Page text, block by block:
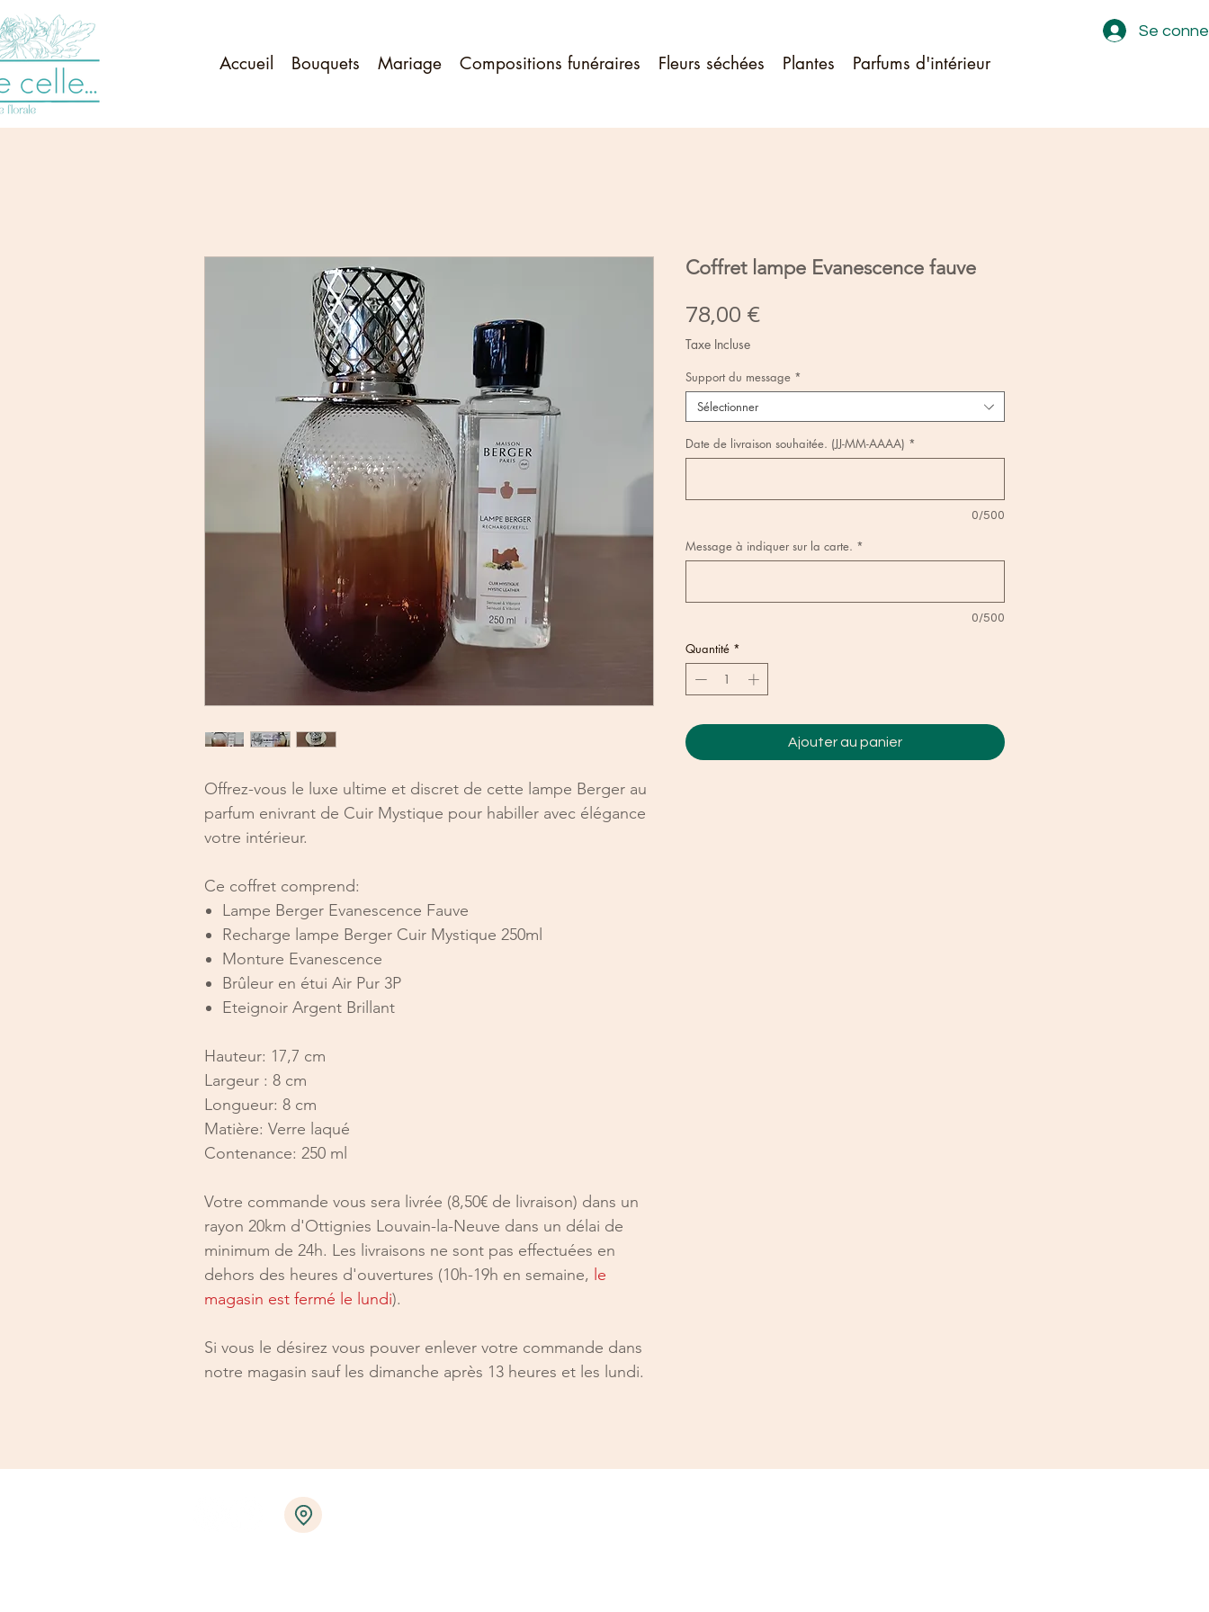
Se
Accueil Bouquets Mariage Compositions funéraires Fleurs séchées Plantes Parfums d'intérieur
Offrez-vous le luxe ultime et discret de cette lampe Berger au
parfum enivrant de Cuir Mystique pour habiller avec élégance
votre intérieur.
Ce coffret comprend:
Lampe Berger Evanescence Fauve
Recharge lampe Berger Cuir Mystique 250ml
Monture Evanescence
Brûleur en étui Air Pur 3P
Eteignoir Argent Brillant
Hauteur: 17,7 cm
Largeur : 8 cm
Longueur: 8 cm
Matière: Verre laqué
Contenance: 250 ml
Votre commande vous sera livrée (8,50€ de livraison) dans un
rayon 20km d'Ottignies Louvain-la-Neuve dans un délai de
minimum de 24h. Les livraisons ne sont pas effectuées en
dehors des heures d'ouvertures (10h-19h en semaine, le
magasin est fermé le lundi).
Si vous le désirez vous pouver enlever votre commande dans
notre magasin sauf les dimanche après 13 heures et les lundi.
Coffret lampe Evanescence fauve
78,00 €
Taxe Incluse
Support du message *
Sélectionner
Date de livraison souhaitée. (JJ-MM-AAAA) *
0/500
Message à indiquer sur la carte. *
0/500
Quantité *
Ajouter au panier